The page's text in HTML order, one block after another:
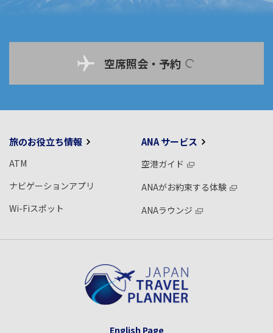
空席照会・予約
旅のお役立ち情報
ATM
ナビゲーションアプリ
Wi-Fiスポット
ANA サービス
空港ガイド
ANAがお約束する体験
ANAラウンジ
English Page